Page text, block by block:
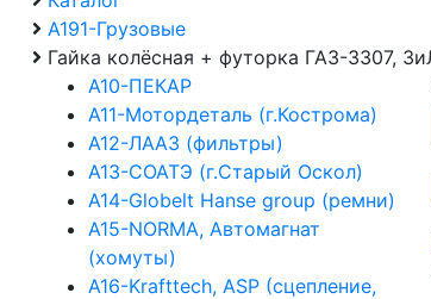
А191-Грузовые
Гайка колёсная + футорка ГАЗ-3307,
А10-ПЕКАР
А11-Мотордеталь (г.Кострома)
А12-ЛААЗ (фильтры)
А13-СОАТЭ (г.Старый Оскол)
А14-Globelt Hanse group (ремни)
А15-NORMA, Автомагнат
(хомуты)
А16-Krafttech, ASP (сцепление,